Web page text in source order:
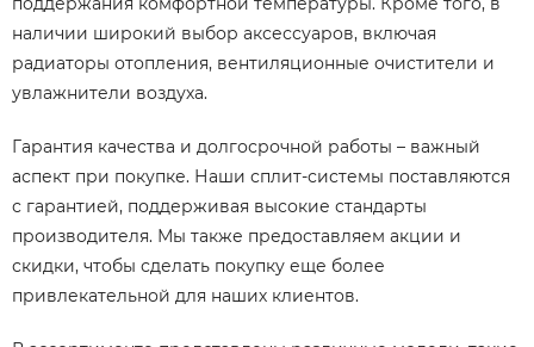
наличии широкий выбор аксессуаров, включая
радиаторы отопления, вентиляционные очистители и
увлажнители воздуха.
Гарантия качества и долгосрочной работы – важный
аспект при покупке. Наши сплит-системы поставляются
с гарантией, поддерживая высокие стандарты
производителя. Мы также предоставляем акции и
скидки, чтобы сделать покупку еще более
привлекательной для наших клиентов.